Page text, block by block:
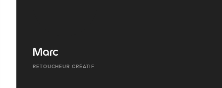
Marc
RETOUCHEUR CRÉATIF